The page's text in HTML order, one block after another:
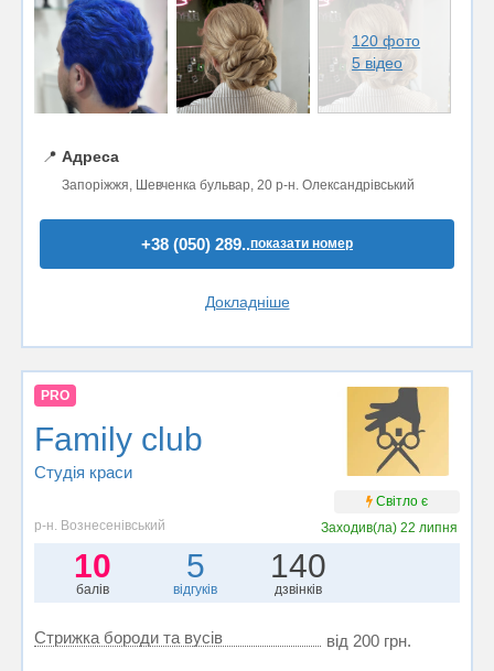
120 фото
5 відео
📍 Адреса
Запоріжжя, Шевченка бульвар, 20 р-н. Олександрівський
+38 (050) 289..показати номер
Докладніше
PRO
Family club
Студія краси
Світло є
р-н. Вознесенівський
Заходив(ла) 22 липня
10
балів
5
відгуків
140
дзвінків
Стрижка бороди та вусів від 200 грн.